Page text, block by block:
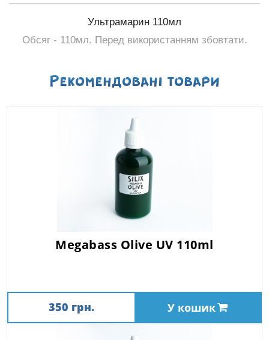
Ультрамарин 110мл
Обсяг - 110мл. Перед використанням збовтати.
Рекомендованi товари
Megabass Olive UV 110ml
350 грн. У кошик